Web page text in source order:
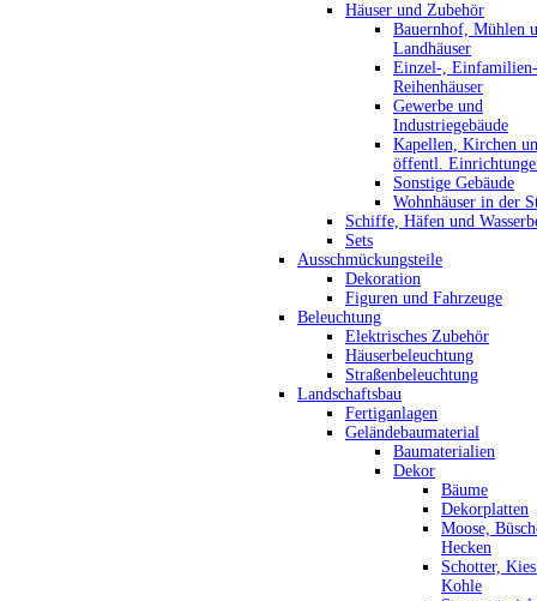
Häuser und Zubehör
Bauernhof, Mühlen
Landhäuser
Einzel-,
Reihenhäuser
Gewerbe und
Industriegebäude
Kapellen, Kirchen
öffentl.
Sonstige Gebäude
Wohnhäuser in der
Schiffe, Häfen und
Sets
Ausschmückungsteile
Dekoration
Figuren und Fahrzeuge
Beleuchtung
Elektrisches Zubehör
Häuserbeleuchtung
Straßenbeleuchtung
Landschaftsbau
Fertiganlagen
Geländebaumaterial
Baumaterialien
Dekor
Bäume
Dekorplatten
Moose,
Hecken
Schotter,
Kohle